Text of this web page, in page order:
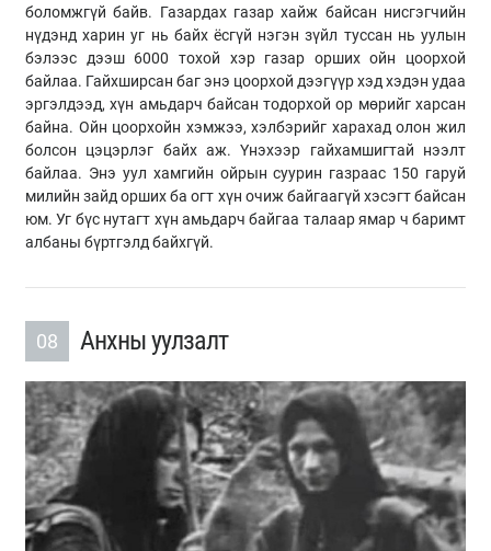
боломжгүй байв. Газардах газар хайж байсан нисгэгчийн
нүдэнд харин уг нь байх ёсгүй нэгэн зүйл туссан нь уулын
бэлээс дээш 6000 тохой хэргазар орших ойн цоорхой
байлаа. Гайхширсан баг энэ цоорхой дээгүүр хэд хэдэн удаа
эргэлдээд, хүн амьдарч байсан тодорхой ор мөрийг харсан
байна. Ойн цоорхойн хэмжээ, хэлбэрийг харахад олон жил
болсон цэцэрлэг байх аж. Үнэхээр гайхамшигтай нээлт
байлаа. Энэ уул хамгийн ойрын суурин газраас 150 гаруй
милийн зайд орших ба огт хүн очиж байгаагүй хэсэгт байсан
юм. Уг бүс нутагт хүн амьдарч байгаа талаар ямар ч баримт
албаны бүртгэлд байхгүй.
08 Анхны уулзалт